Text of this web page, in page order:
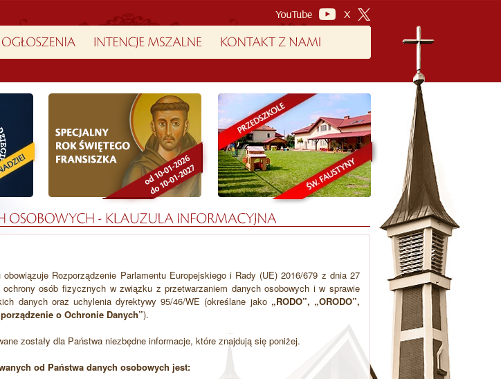
Rozporządzenie Parlamentu Europejskiego i Rady (UE) 2016/679 z dnia 27
osób fizycznych w związku z przetwarzaniem danych osobowych i w sprawie
danych oraz uchylenia dyrektywy 95/46/WE (określane jako „RODO”, „ORODO”,
o Ochronie Danych”).
zostały dla Państwa niezbędne informacje, które znajdują się poniżej.
od Państwa danych osobowych jest: